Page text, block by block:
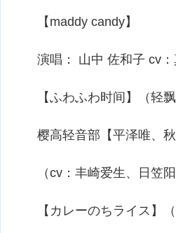
【maddy candy】
演唱： 山中 佐和子 cv：
【ふわふわ时间】（轻飘
樱高轻音部【平泽唯、秋
（cv：丰崎爱生、日笠阳
【カレーのちライス】（